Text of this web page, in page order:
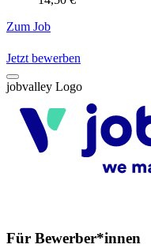
Zum Job
Jetzt bewerben
jobvalley Logo
Für Bewerber*innen